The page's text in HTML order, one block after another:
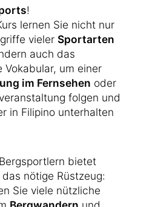
!
lernen Sie nicht nur
vieler Sportarten
auch das
Vokabular, um einer
im Fernsehen oder
folgen und
in Filipino unterhalten
bietet
nötige Rüstzeug:
Sie viele nützliche